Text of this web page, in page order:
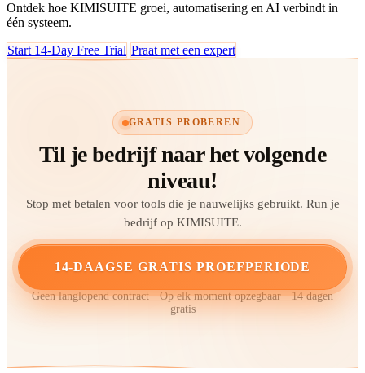
Ontdek hoe KIMISUITE groei, automatisering en AI verbindt in
één systeem.
Start 14-Day Free Trial Praat met een expert
GRATIS PROBEREN
Til je bedrijf naar het volgende
niveau!
Stop met betalen voor tools die je nauwelijks gebruikt. Run je
bedrijf op KIMISUITE.
14-DAAGSE GRATIS PROEFPERIODE
Geen langlopend contract · Op elk moment opzegbaar · 14 dagen
gratis